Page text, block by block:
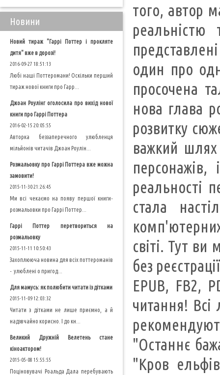
того, автор
один про
просочена
нова глава
розвитку
важкий шлях
реальності
стала
світі. Тут
без
EPUB, FB2,
читання! Всі
"Останнє
"Кров
Новини
Новий тираж "Гаррі Поттер і прокляте
дитя" вже в дорозі!
2016-09-27 18:51:13
Любі наші Поттеромани! Оскільки перший
тираж нової книги про Гарр...
Джоан Роулінг оголосила про вихід нової
книги про Гаррі Поттера
2016-02-15 20:05:55
Авторка беззаперечного улюбленця
мільйонів читачів Джоан Роулін...
Розмальовку про Гаррі Поттера вже можна
замовити!
2015-11-30 21:26:45
Ми всі чекаємо на появу першої книги-
розмальовки про Гаррі Поттер...
Гаррі Поттер перетвориться на
розмальовку
2015-11-11 10:50:43
Захоплююча новина для всіх поттероманів
- улюблені о пригод...
Для мамусь: як полюбити читати із дітками
2015-11-09 12:03:32
Читати з дітками не лише приємно, а й
надзвчайно корисно. І до кн...
Великий Дружній Велетень стане
кіноактором!
2015-05-08 15:55:55
Поціновувачі Роальда Дала перебувають